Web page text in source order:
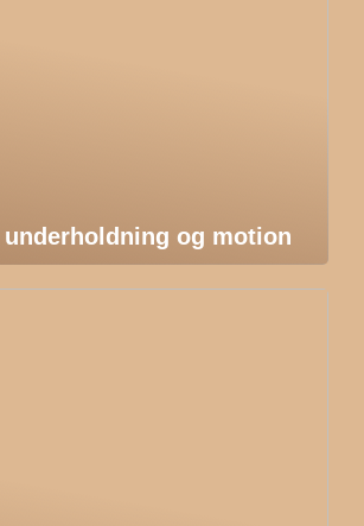
og motion